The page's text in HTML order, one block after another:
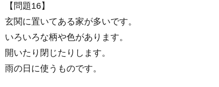
【問題16】
玄関に置いてある家が多いです。
いろいろな柄や色があります。
開いたり閉じたりします。
雨の日に使うものです。